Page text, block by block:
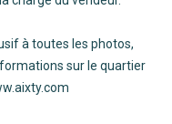
à toutes les photos,
sur le quartier